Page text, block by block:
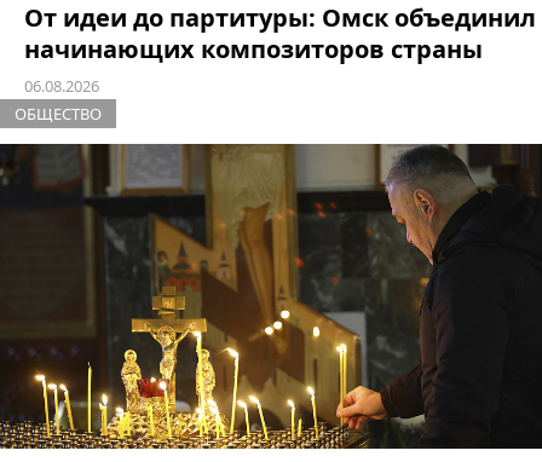
От идеи до партитуры: Омск объединил
начинающих композиторов страны
06.08.2026
ОБЩЕСТВО